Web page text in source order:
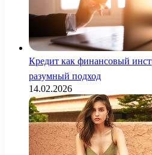
Кредит как финансовый
разумный подход
14.02.2026